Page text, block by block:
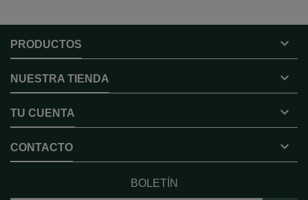
PRODUCTOS 
NUESTRA TIENDA 
TU CUENTA 
CONTACTO 
BOLETÍN